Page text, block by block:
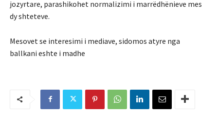
jozyrtare, parashikohet normalizimi i marrëdhënieve mes
dy shteteve.
Mesovet se interesimi i mediave, sidomos atyre nga
ballkani eshte i madhe